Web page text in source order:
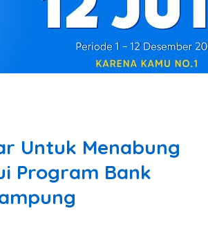
Untuk Menabung
Program Bank